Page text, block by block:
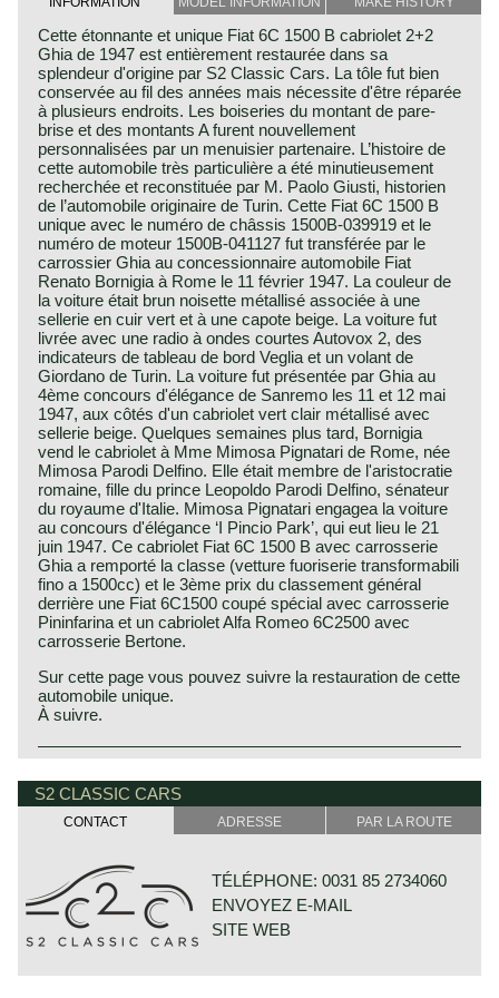
Cette étonnante et unique Fiat 6C 1500 B cabriolet 2+2
Ghia de 1947 est entièrement restaurée dans sa
splendeur d'origine par S2 Classic Cars. La tôle fut bien
conservée au fil des années mais nécessite d'être réparée
à plusieurs endroits. Les boiseries du montant de pare-
brise et des montants A furent nouvellement
personnalisées par un menuisier partenaire. L’histoire de
cette automobile très particulière a été minutieusement
recherchée et reconstituée par M. Paolo Giusti, historien
de l’automobile originaire de Turin. Cette Fiat 6C 1500 B
unique avec le numéro de châssis 1500B-039919 et le
numéro de moteur 1500B-041127 fut transférée par le
carrossier Ghia au concessionnaire automobile Fiat
Renato Bornigia à Rome le 11 février 1947. La couleur de
la voiture était brun noisette métallisé associée à une
sellerie en cuir vert et à une capote beige. La voiture fut
livrée avec une radio à ondes courtes Autovox 2, des
indicateurs de tableau de bord Veglia et un volant de
Giordano de Turin. La voiture fut présentée par Ghia au
4ème concours d'élégance de Sanremo les 11 et 12 mai
1947, aux côtés d'un cabriolet vert clair métallisé avec
sellerie beige. Quelques semaines plus tard, Bornigia
vend le cabriolet à Mme Mimosa Pignatari de Rome, née
Mimosa Parodi Delfino. Elle était membre de l'aristocratie
romaine, fille du prince Leopoldo Parodi Delfino, sénateur
du royaume d'Italie. Mimosa Pignatari engagea la voiture
au concours d'élégance ‘I Pincio Park’, qui eut lieu le 21
juin 1947. Ce cabriolet Fiat 6C 1500 B avec carrosserie
Ghia a remporté la classe (vetture fuoriserie transformabili
fino a 1500cc) et le 3ème prix du classement général
derrière une Fiat 6C1500 coupé spécial avec carrosserie
Pininfarina et un cabriolet Alfa Romeo 6C2500 avec
carrosserie Bertone.
Sur cette page vous pouvez suivre la restauration de cette
automobile unique.
À suivre.
The Fiat 6C 1500 was introduced at the Milan motorshow
aerodynamic body design. The body was the result of
wind tunnel experiments. The Fiat 6C 1500 featured a
tubular backbone frame with Dubonnet type independent
roadholding capabilities.
The Fiat 6C 1500 B convertible 2+2 Ghia was a luxurious
and stylish convertible produced by the Italian automaker
Fiat in collaboration with the renowned coachbuilder
seating capacity for four occupants. Carrozzeria Ghia was
S2 CLASSIC CARS
CONTACT ADRESSE PAR LA ROUTE
TÉLÉPHONE: 0031 85 2734060
ENVOYEZ E-MAIL
SITE WEB